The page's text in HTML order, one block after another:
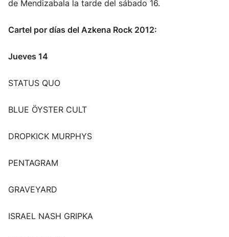
de Mendizabala la tarde del sábado 16.
Cartel por días del Azkena Rock 2012:
Jueves 14
STATUS QUO
BLUE ÖYSTER CULT
DROPKICK MURPHYS
PENTAGRAM
GRAVEYARD
ISRAEL NASH GRIPKA